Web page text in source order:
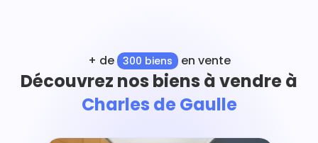
+ de 300 biens en vente
Découvrez nos biens à vendre à
Charles de Gaulle